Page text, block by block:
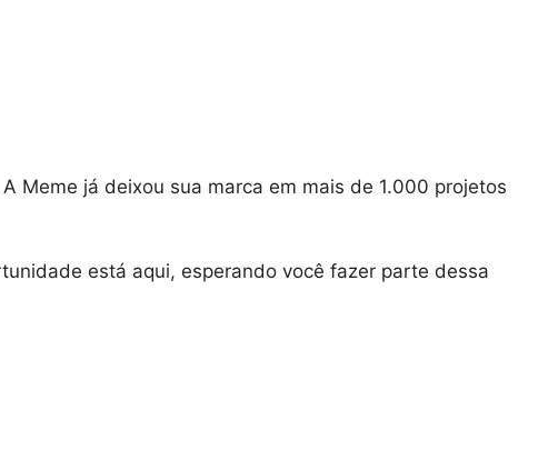
Meme já deixou sua marca em mais de 1.000 projetos
está aqui, esperando você fazer parte dessa